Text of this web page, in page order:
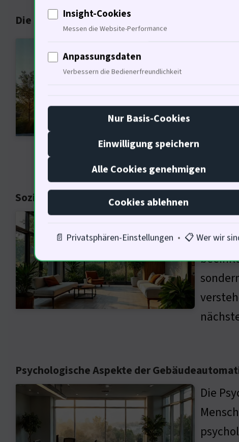
Die Rolle der Technologie in der
Diese
halten.
über
Soziale Aspekte der Gebäudeautomation
Die
den
Psychologische Aspekte der
Die
Insight-Cookies
Messen die Website-Performance
Anpassungsdaten
Verbessern die Bedienerfreundlichkeit
Nur Basis-Cookies
Einwilligung speichern
Alle Cookies genehmigen
Cookies ablehnen
📄 Privatsphären-Einstellungen • 📋 Wer wir